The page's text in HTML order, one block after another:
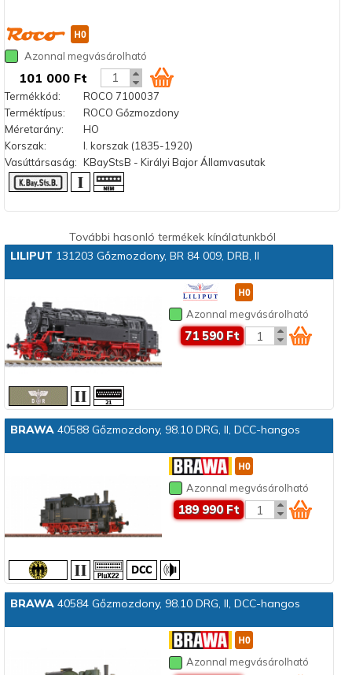
Azonnal megvásárolható
101 000 Ft
Termékkód:
ROCO 7100037
Terméktípus:
ROCO Gőzmozdony
Méretarány:
HO
Korszak:
I. korszak (1835-1920)
Vasúttársaság: KBayStsB - Királyi Bajor Államvasutak
További hasonló termékek kínálatunkból
LILIPUT 131203 Gőzmozdony, BR 84 009, DRB, II
Azonnal megvásárolható
71 590 Ft
BRAWA40588 Gőzmozdony, 98.10 DRG, II, DCC-hangos
Azonnal megvásárolható
189 990 Ft
BRAWA40584 Gőzmozdony, 98.10 DRG, II, DCC-hangos
Azonnal megvásárolható